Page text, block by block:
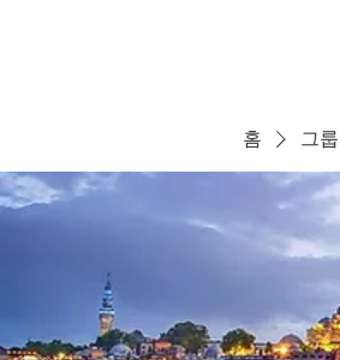
홈 그룹